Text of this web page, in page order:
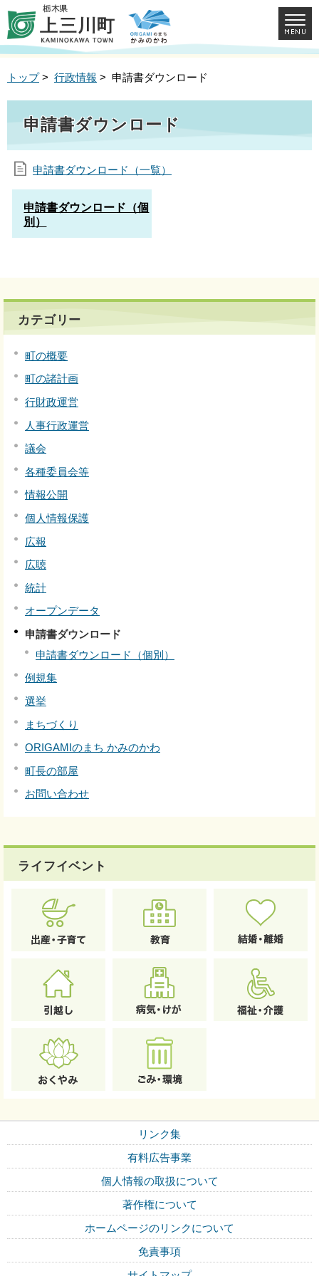
トップ> 行政情報 > 申請書ダウンロード
申請書ダウンロード
申請書ダウンロード（一覧）
申請書ダウンロード（個
別）
カテゴリー
町の概要
町の諸計画
行財政運営
人事行政運営
議会
各種委員会等
情報公開
個人情報保護
広報
広聴
統計
オープンデータ
申請書ダウンロード
申請書ダウンロード（個別）
例規集
選挙
まちづくり
ORIGAMIのまち かみのかわ
町長の部屋
お問い合わせ
ライフイベント
リンク集
有料広告事業
個人情報の取扱について
著作権について
ホームページのリンクについて
免責事項